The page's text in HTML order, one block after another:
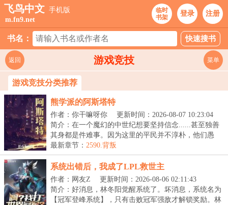
飞鸟中文 手机版
m.fn9.net
临时
书架
登录 注册
书名：
游戏竞技
返回 菜单
游戏竞技分类推荐
熊学派的阿斯塔特
作者：你干嘛呀你
更新时间：2026-08-07 10:23:04
简介：在一个魔幻的中世纪想要坚持信念......甚至独善
其身都是件难事。因为这里的平民并不淳朴，他们愚
昧...
最新章节： 2590.背叛
系统出错后，我成了LPL救世主
作者：网友Z
更新时间：2026-08-06 02:11:43
简介：好消息，林冬阳觉醒系统了。坏消息，系统名为
【冠军登峰系统】，只有击败冠军强敌才解锁奖励。林